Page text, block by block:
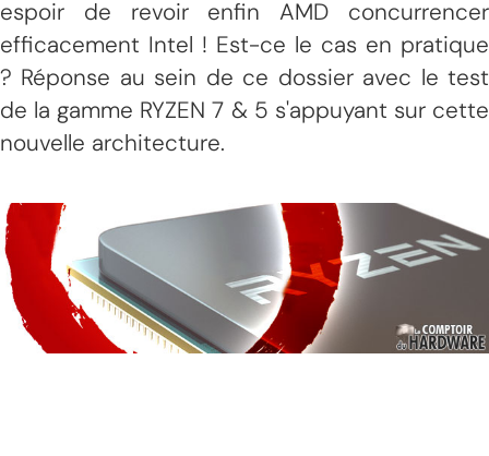
espoir de revoir enfin AMD concurrencer
efficacement Intel ! Est-ce le cas en pratique
? Réponse au sein de ce dossier avec le test
de la gamme RYZEN 7 & 5 s'appuyant sur cette
nouvelle architecture.